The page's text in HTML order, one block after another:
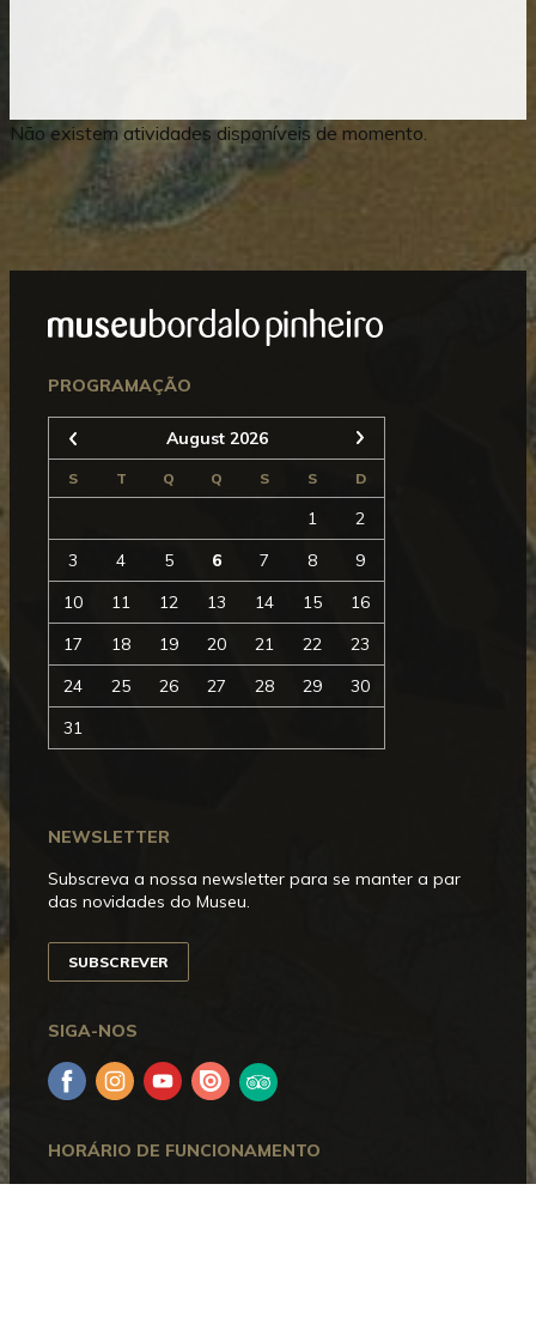
Não existem atividades disponíveis de momento.
HORÁRIO DE FUNCIONAMENTO
NEWSLETTER
Subscreva a nossa newsletter para se manter a par
das novidades do Museu.
SUBSCREVER
SIGA-NOS
FacebookInstagramYouTube
Issuu Trip
Advisor
PROGRAMAÇÃO
Anterior August 2026 Seguinte
S T Q Q S S D
1
2
3
4 5 6 7 8
9
10
11 12 13 14 15
16
17
18 19 20 21 22
23
24
25 26 27 28 29
30
31